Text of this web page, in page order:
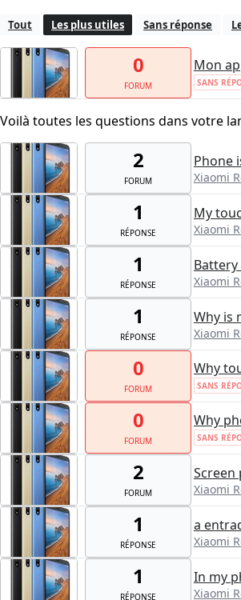
Tout Les plus utiles Sans réponse
0
FORUM
Mon
SANS
Voilà toutes les questions dans votre
2
FORUM
Phone
Xiaomi
1
RÉPONSE
My
Xiaomi
1
RÉPONSE Xiaomi
1
RÉPONSE
Why is
Xiaomi
0
FORUM
Why
SANS
0
FORUM
Why
SANS
2
FORUM
Screen
Xiaomi
1
RÉPONSE
a
Xiaomi
1
RÉPONSE
In my
Xiaomi